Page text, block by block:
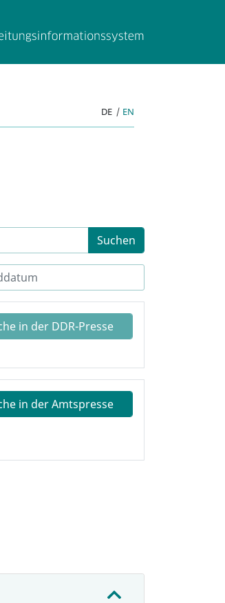
DE | EN
Suchen
in der DDR-Presse
in der Amtspresse